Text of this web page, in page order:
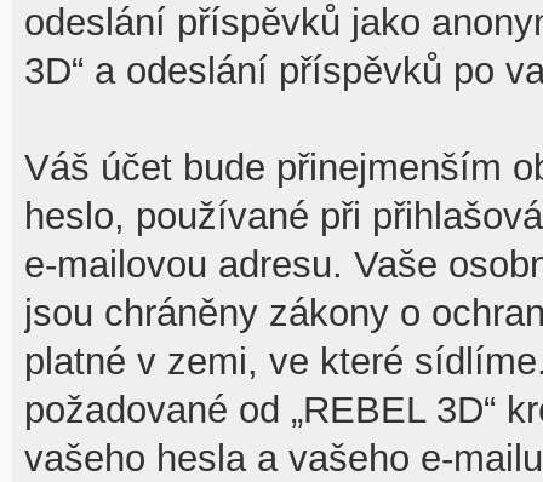
odeslání příspěvků jako
3D“ a odeslání příspěvků po
Váš účet bude přinejmenším
heslo, používané při
e-mailovou adresu. Vaše
jsou chráněny zákony o
platné v zemi, ve které
požadované od „REBEL 3D“
vašeho hesla a vašeho e-